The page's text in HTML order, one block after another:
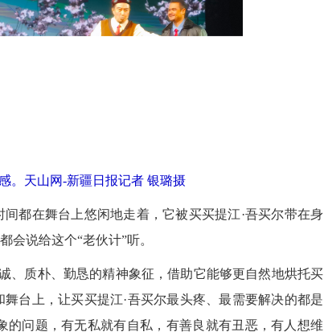
。天山网-新疆日报记者 银璐摄
在舞台上悠闲地走着，它被买买提江·吾买尔带在身
会说给这个“老伙计”听。
质朴、勤恳的精神象征，借助它能够更自然地烘托买
台上，让买买提江·吾买尔最头疼、最需要解决的都是
问题，有无私就有自私，有善良就有丑恶，有人想维